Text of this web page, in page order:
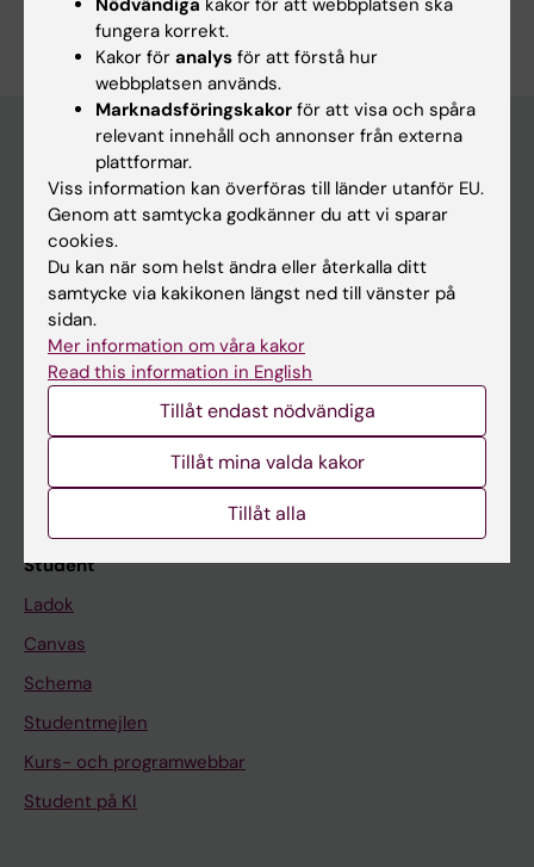
Redigera din profil
Huvudmeny
Utbildning
Forskarutbildning
Forskning
Om KI
Student
Ladok
Canvas
Schema
Studentmejlen
Kurs- och programwebbar
Student på KI
fungera korrekt.
Kakor för analys för att förstå hur
webbplatsen används.
Marknadsföringskakor för att visa och spåra
relevant innehåll och annonser från externa
plattformar.
Viss information kan överföras till länder utanför EU.
Genom att samtycka godkänner du att vi sparar
cookies.
Du kan när som helst ändra eller återkalla ditt
samtycke via kakikonen längst ned till vänster på
sidan.
Mer information om våra kakor
Read this information in English
Tillåt endast nödvändiga
Tillåt mina valda kakor
Tillåt alla